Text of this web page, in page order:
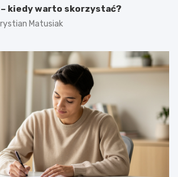
– kiedy warto skorzystać?
Matusiak